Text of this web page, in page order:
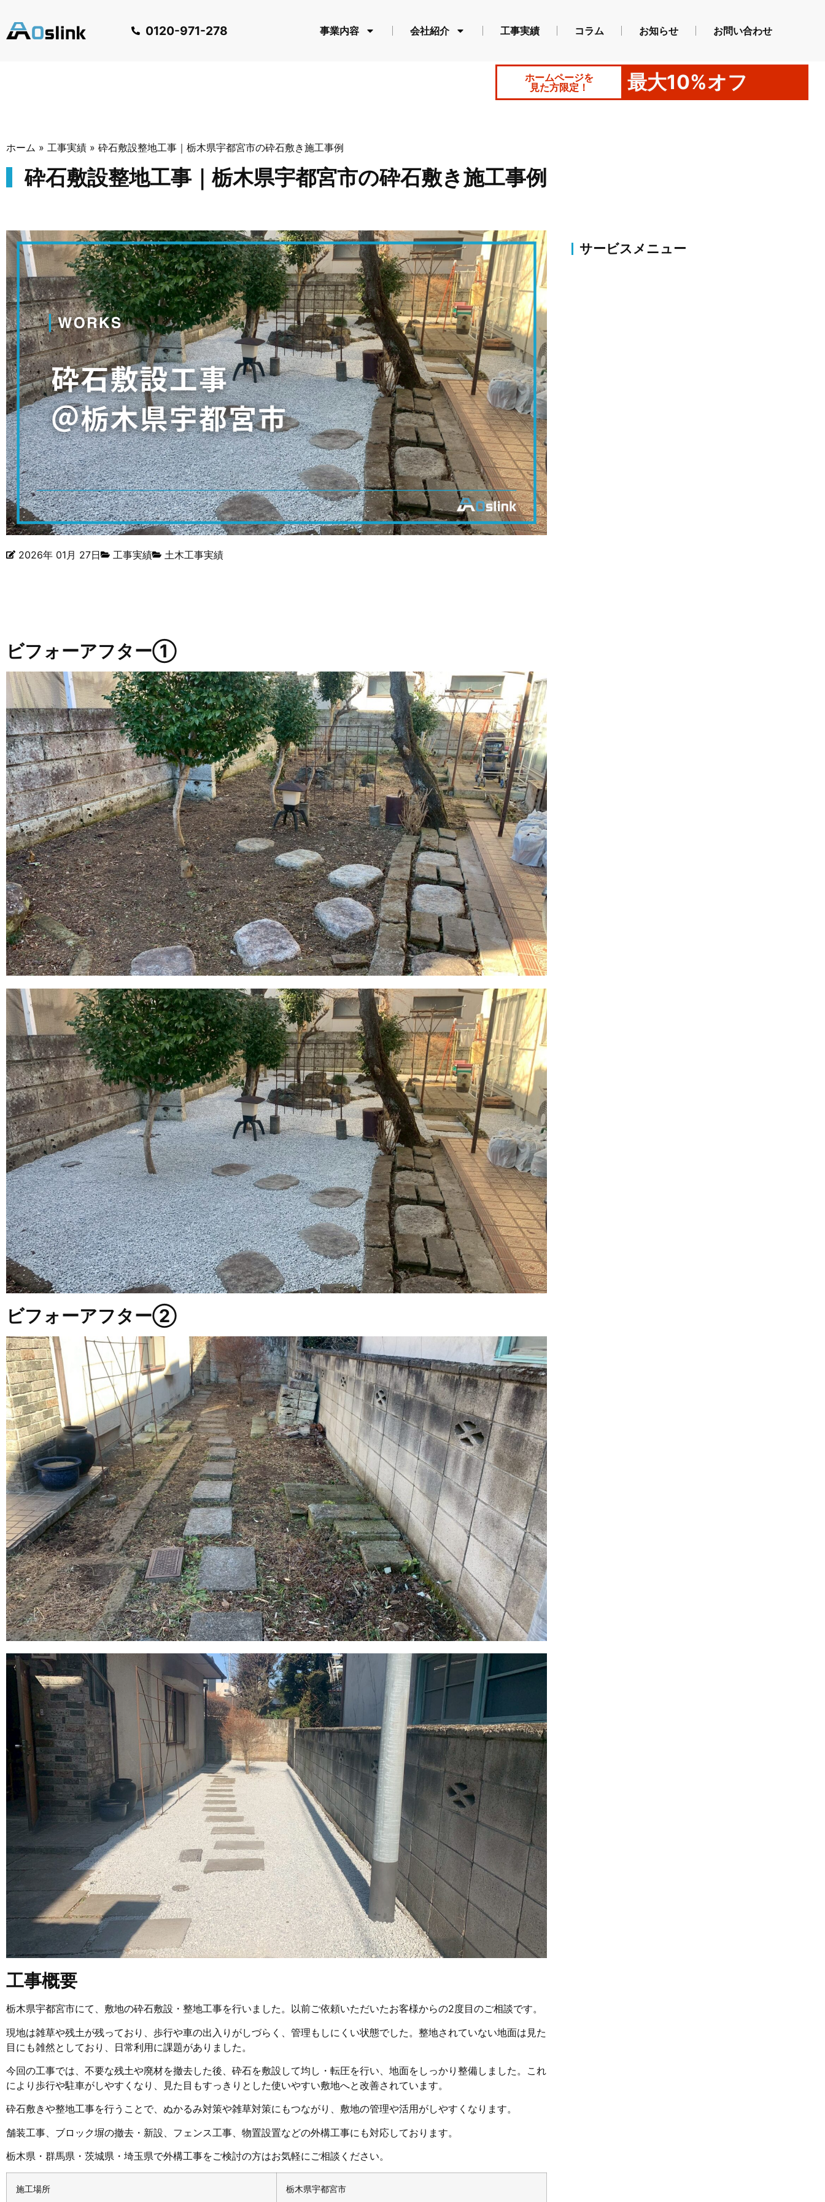
0120-971-278 事業内容 会社紹介 工事実績 コラム お知らせ お問い合わせ
ホームページを
見た方限定！
最大10%オフ
ホーム » 工事実績 » 砕石敷設整地工事｜栃木県宇都宮市の砕石敷き施工事例
砕石敷設整地工事｜栃木県宇都宮市の砕石敷き施工事例
2026年 01月 27日 工事実績 土木工事実績
ビフォーアフター①
ビフォーアフター②
工事概要
栃木県宇都宮市にて、敷地の砕石敷設・整地工事を行いました。以前ご依頼いただいたお客様からの2度目のご相談です。
現地は雑草や残土が残っており、歩行や車の出入りがしづらく、管理もしにくい状態でした。整地されていない地面は見た
目にも雑然としており、日常利用に課題がありました。
今回の工事では、不要な残土や廃材を撤去した後、砕石を敷設して均し・転圧を行い、地面をしっかり整備しました。これ
により歩行や駐車がしやすくなり、見た目もすっきりとした使いやすい敷地へと改善されています。
砕石敷きや整地工事を行うことで、ぬかるみ対策や雑草対策にもつながり、敷地の管理や活用がしやすくなります。
舗装工事、ブロック塀の撤去・新設、フェンス工事、物置設置などの外構工事にも対応しております。
栃木県・群馬県・茨城県・埼玉県で外構工事をご検討の方はお気軽にご相談ください。
施工場所 栃木県宇都宮市
サービスメニュー